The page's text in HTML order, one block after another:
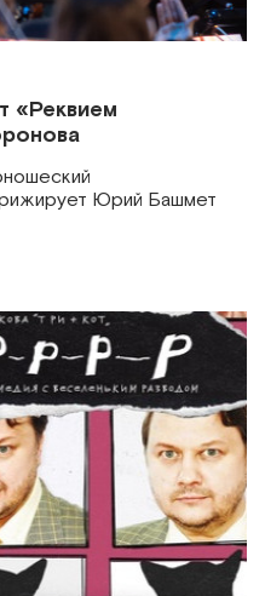
«Реквием
Юрий Башмет